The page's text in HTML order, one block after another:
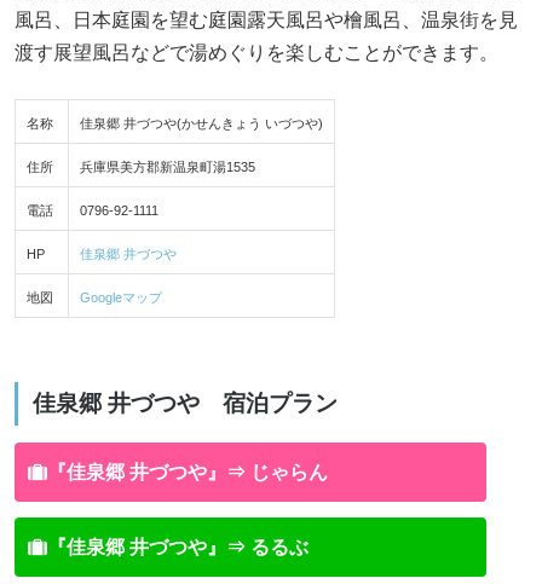
風呂、日本庭園を望む庭園露天風呂や檜風呂、温泉街を見
渡す展望風呂などで湯めぐりを楽しむことができます。
名称 佳泉郷 井づつや(かせんきょう いづつや)
住所 兵庫県美方郡新温泉町湯1535
電話 0796-92-1111
HP 佳泉郷 井づつや
地図 Googleマップ
佳泉郷 井づつや 宿泊プラン
『佳泉郷 井づつや』⇒ じゃらん
『佳泉郷 井づつや』⇒ るるぶ